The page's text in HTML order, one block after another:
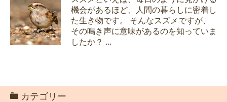
機会があるほど、人間の暮らしに密着し
た生き物です。 そんなスズメですが、
その鳴き声に意味があるのを知っていま
したか？ ...
カテゴリー